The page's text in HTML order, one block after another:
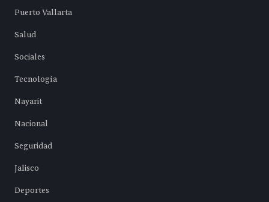
Puerto Vallarta
Salud
Sociales
Tecnología
Nayarit
Nacional
Seguridad
Jalisco
Deportes